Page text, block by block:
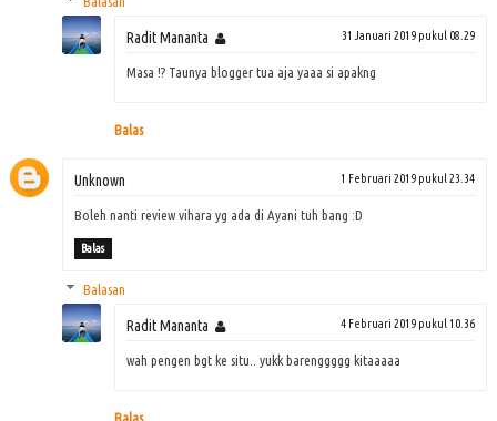
Radit Mananta 31 Januari 2019 pukul 08.29
Masa !? Taunya blogger tua aja yaaa si apakng
Balas
Unknown 1 Februari 2019 pukul 23.34
Boleh nanti review vihara yg ada di Ayani tuh bang :D
Balas
Balasan
Radit Mananta 4 Februari 2019 pukul 10.36
wah pengen bgt ke situ.. yukk barenggggg kitaaaaa
Balas